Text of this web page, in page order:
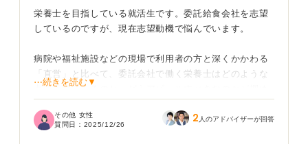
栄養士を目指している就活生です。委託給食会社を志望
しているのですが、現在志望動機で悩んでいます。
病院や福祉施設などの現場で利用者の方と深くかかわる
「直営」と比べて、委託会社で働く栄養士はどのような
点で貢献できるのか、どうアピールすべきなのかが掴め
⋯続きを読む▼
その他 女性
質問日： 2025/12/26 2 人のアドバイザーが回答